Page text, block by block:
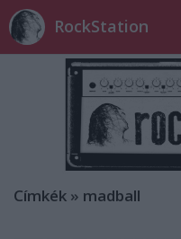
RockStation
Címkék » madball